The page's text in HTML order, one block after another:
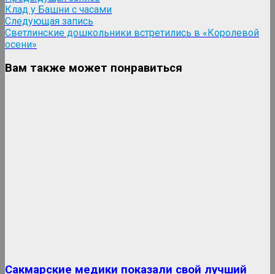
по
записям
запись:
Клад у Башни с часами
Следующая запись
запись:
Светлинские дошкольники встретились в «Королевой
осени»
Вам также может понравиться
Сакмарские медики показали свой лучший